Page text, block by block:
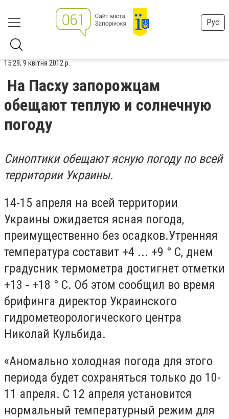
Рус
15:29, 9 квітня 2012 р.
На Пасху запорожцам
обещают теплую и солнечную
погоду
Синоптики обещают ясную погоду по всей
территории Украины.
14-15 апреля на всей территории
Украины ожидается ясная погода,
преимущественно без осадков.Утренняя
температура составит +4 ... +9 ° С, днем ​​
градусник термометра достигнет отметки
+13 - +18 ° С. Об этом сообщил во время
брифинга директор Украинского
гидрометеорологического центра
Николай Кульбида.
«Аномально холодная погода для этого
периода будет сохраняться только до 10-
11 апреля. С 12 апреля установится
нормальный температурный режим для